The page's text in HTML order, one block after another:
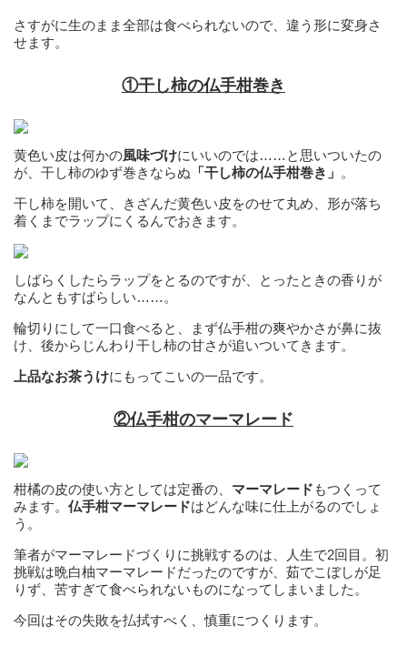
さすがに生のまま全部は食べられないので、違う形に変身さ
せます。
①干し柿の仏手柑巻き
黄色い皮は何かの風味づけにいいのでは……と思いついたの
が、干し柿のゆず巻きならぬ 「干し柿の仏手柑巻き」 。
干し柿を開いて、きざんだ黄色い皮をのせて丸め、形が落ち
着くまでラップにくるんでおきます。
しばらくしたらラップをとるのですが、とったときの香りが
なんともすばらしい……。
輪切りにして一口食べると、まず仏手柑の爽やかさが鼻に抜
け、後からじんわり干し柿の甘さが追いついてきます。
上品なお茶うけにもってこいの一品です。
②仏手柑のマーマレード
柑橘の皮の使い方としては定番の、 マーマレード もつくって
みます。 仏手柑マーマレードはどんな味に仕上がるのでしょ
う。
筆者がマーマレードづくりに挑戦するのは、人生で2回目。初
挑戦は晩白柚マーマレードだったのですが、茹でこぼしが足
りず、苦すぎて食べられないものになってしまいました。
今回はその失敗を払拭すべく、慎重につくります。